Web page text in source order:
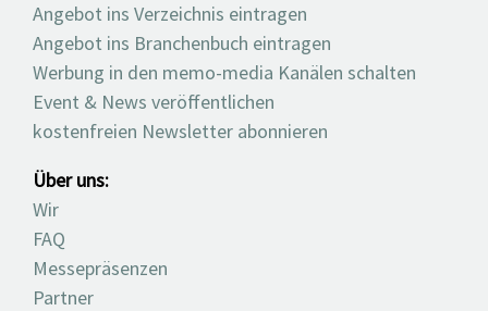
Angebot ins Verzeichnis eintragen
Angebot ins Branchenbuch eintragen
Werbung in den memo-media Kanälen schalten
Event & News veröffentlichen
kostenfreien Newsletter abonnieren
Über uns:
Wir
FAQ
Messepräsenzen
Partner